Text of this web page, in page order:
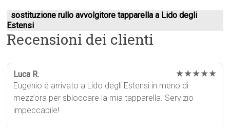
sostituzione rullo avvolgitore tapparella a Lido degli
Estensi
Recensioni dei clienti
Luca R. ★★★★★
Eugenio è arrivato a Lido degli Estensi in meno di
mezz’ora per sbloccare la mia tapparella. Servizio
impeccabile!